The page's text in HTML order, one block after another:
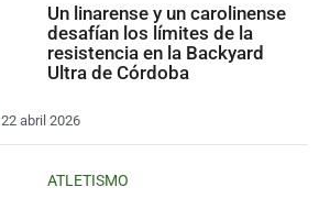
Un linarense y un carolinense
desafían los límites de la
resistencia en la Backyard
Ultra de Córdoba
22 abril 2026
ATLETISMO